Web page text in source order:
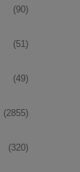
(90)
(51)
(49)
(2855)
(320)